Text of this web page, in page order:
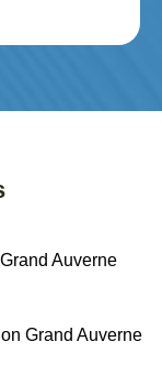
Auverne
Grand Auverne